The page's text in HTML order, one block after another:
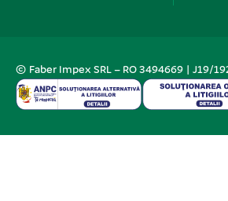
© Faber Impex SRL – RO 3494669 | J19/